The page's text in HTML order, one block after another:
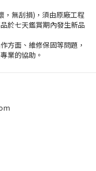
，無刮損)，須由原廠工程
於七天鑑賞期內發生新品
方面、維修保固等問題，
業的協助。